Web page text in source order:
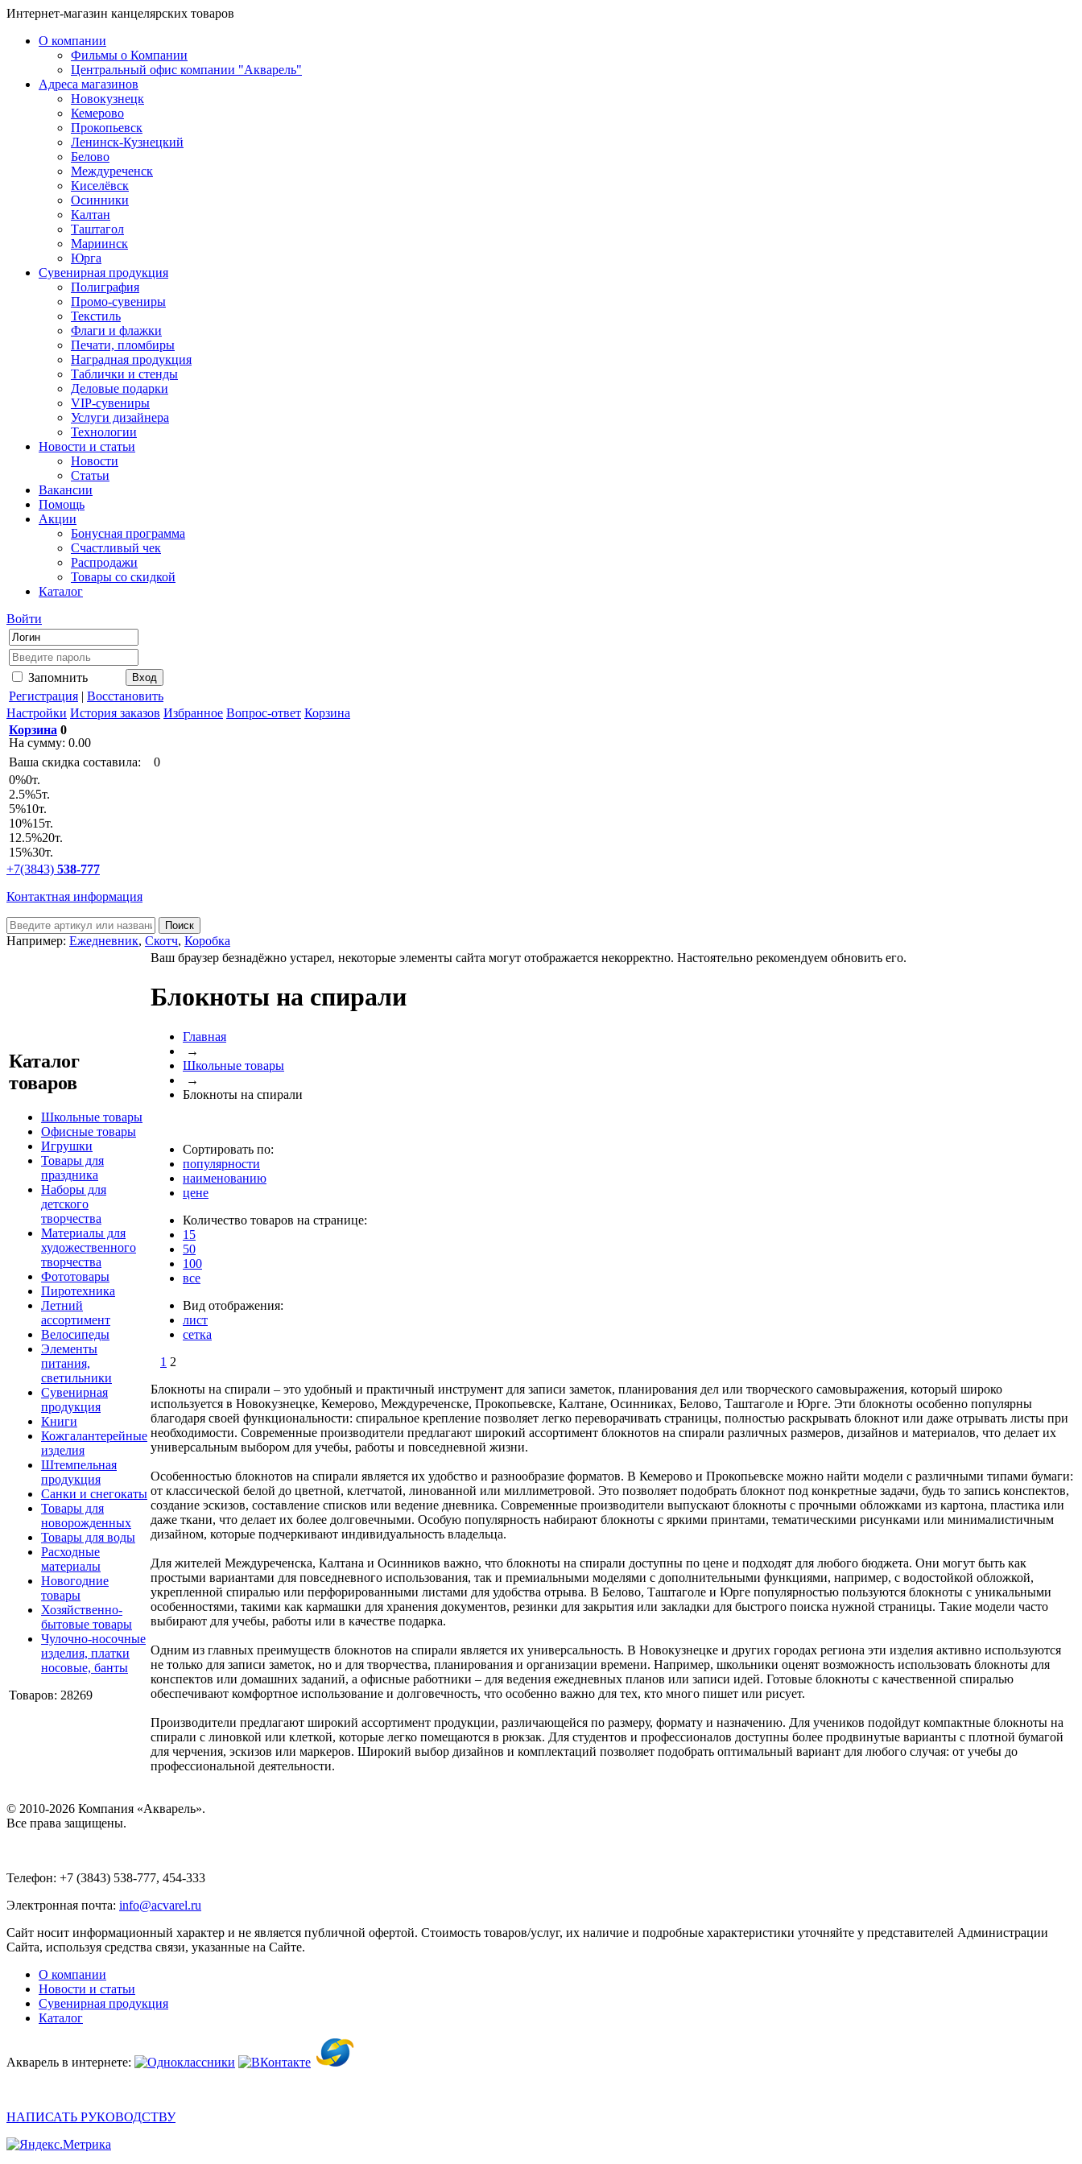
Интернет-магазин канцелярских товаров
О компании
Фильмы о Компании
Центральный офис компании "Акварель"
Адреса магазинов
Новокузнецк
Кемерово
Прокопьевск
Ленинск-Кузнецкий
Белово
Междуреченск
Киселёвск
Осинники
Калтан
Таштагол
Мариинск
Юрга
Сувенирная продукция
Полиграфия
Промо-сувениры
Текстиль
Флаги и флажки
Печати, пломбиры
Наградная продукция
Таблички и стенды
Деловые подарки
VIP-сувениры
Услуги дизайнера
Технологии
Новости и статьи
Новости
Статьи
Вакансии
Помощь
Акции
Бонусная программа
Счастливый чек
Распродажи
Товары со скидкой
Каталог
Войти
Запомнить
Регистрация | Восстановить
Настройки История заказов Избранное Вопрос-ответ Корзина
Корзина 0
На сумму: 0.00
Ваша скидка составила:
0
0%0т.
2.5%5т.
5%10т.
10%15т.
12.5%20т.
15%30т.
+7(3843) 538-777
Контактная информация
Например: Ежедневник, Скотч, Коробка
Каталог
товаров
Школьные товары
Офисные товары
Игрушки
Товары для
праздника
Наборы для
детского
творчества
Материалы для
художественного
творчества
Фототовары
Пиротехника
Летний
ассортимент
Велосипеды
Элементы
питания,
светильники
Сувенирная
продукция
Книги
Кожгалантерейные
изделия
Штемпельная
продукция
Санки и снегокаты
Товары для
новорожденных
Товары для воды
Расходные
материалы
Новогодние
товары
Хозяйственно-
бытовые товары
Чулочно-носочные
изделия, платки
носовые, банты
Товаров: 28269
Ваш браузер безнадёжно устарел, некоторые элементы сайта могут отображается некорректно. Настоятельно рекомендуем обновить его.
Блокноты на спирали
Главная
→
Школьные товары
→
Блокноты на спирали
Сортировать по:
популярности
наименованию
цене
Количество товаров на странице:
15
50
100
все
Вид отображения:
лист
сетка
1 2
Блокноты на спирали – это удобный и практичный инструмент для записи заметок, планирования дел или творческого самовыражения, который широко
используется в Новокузнецке, Кемерово, Междуреченске, Прокопьевске, Калтане, Осинниках, Белово, Таштаголе и Юрге. Эти блокноты особенно популярны
благодаря своей функциональности: спиральное крепление позволяет легко переворачивать страницы, полностью раскрывать блокнот или даже отрывать листы при
необходимости. Современные производители предлагают широкий ассортимент блокнотов на спирали различных размеров, дизайнов и материалов, что делает их
универсальным выбором для учебы, работы и повседневной жизни.
Особенностью блокнотов на спирали является их удобство и разнообразие форматов. В Кемерово и Прокопьевске можно найти модели с различными типами бумаги:
от классической белой до цветной, клетчатой, линованной или миллиметровой. Это позволяет подобрать блокнот под конкретные задачи, будь то запись конспектов,
создание эскизов, составление списков или ведение дневника. Современные производители выпускают блокноты с прочными обложками из картона, пластика или
даже ткани, что делает их более долговечными. Особую популярность набирают блокноты с яркими принтами, тематическими рисунками или минималистичным
дизайном, которые подчеркивают индивидуальность владельца.
Для жителей Междуреченска, Калтана и Осинников важно, что блокноты на спирали доступны по цене и подходят для любого бюджета. Они могут быть как
простыми вариантами для повседневного использования, так и премиальными моделями с дополнительными функциями, например, с водостойкой обложкой,
укрепленной спиралью или перфорированными листами для удобства отрыва. В Белово, Таштаголе и Юрге популярностью пользуются блокноты с уникальными
особенностями, такими как кармашки для хранения документов, резинки для закрытия или закладки для быстрого поиска нужной страницы. Такие модели часто
выбирают для учебы, работы или в качестве подарка.
Одним из главных преимуществ блокнотов на спирали является их универсальность. В Новокузнецке и других городах региона эти изделия активно используются
не только для записи заметок, но и для творчества, планирования и организации времени. Например, школьники оценят возможность использовать блокноты для
конспектов или домашних заданий, а офисные работники – для ведения ежедневных планов или записи идей. Готовые блокноты с качественной спиралью
обеспечивают комфортное использование и долговечность, что особенно важно для тех, кто много пишет или рисует.
Производители предлагают широкий ассортимент продукции, различающейся по размеру, формату и назначению. Для учеников подойдут компактные блокноты на
спирали с линовкой или клеткой, которые легко помещаются в рюкзак. Для студентов и профессионалов доступны более продвинутые варианты с плотной бумагой
для черчения, эскизов или маркеров. Широкий выбор дизайнов и комплектаций позволяет подобрать оптимальный вариант для любого случая: от учебы до
профессиональной деятельности.
© 2010-2026 Компания «Акварель».
Все права защищены.
Телефон: +7 (3843) 538-777, 454-333
Электронная почта: info@acvarel.ru
Сайт носит информационный характер и не является публичной офертой. Стоимость товаров/услуг, их наличие и подробные характеристики уточняйте у представителей Администрации
Сайта, используя средства связи, указанные на Сайте.
О компании
Новости и статьи
Сувенирная продукция
Каталог
Акварель в интернете:
НАПИСАТЬ РУКОВОДСТВУ